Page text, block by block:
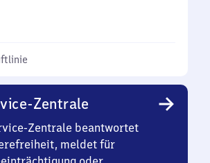
Zentrale
Zentrale beantwortet
meldet für